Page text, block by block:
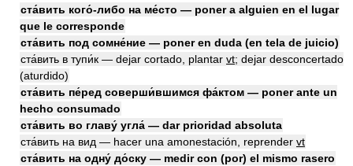
ста́вить кого́-либо на ме́сто — poner a alguien en el lugar
que le corresponde
ста́вить под сомне́ние — poner en duda (en tela de juicio)
ста́вить в тупи́к — dejar cortado, plantar vt; dejar desconcertado
(aturdido)
ста́вить пе́ред соверши́вшимся фа́ктом — poner ante un
hecho consumado
ста́вить во главу́ угла́ — dar prioridad absoluta
ста́вить на вид — hacer una amonestación, reprender vt
ста́вить на одну́ до́ску — medir con (por) el mismo rasero